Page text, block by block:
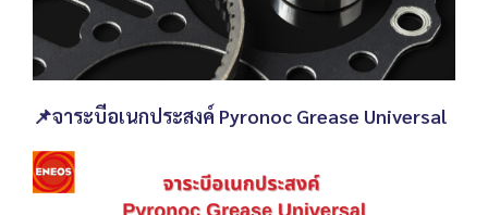
📌จาระบีอเนกประสงค์ Pyronoc Grease Universal